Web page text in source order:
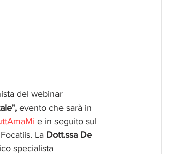
del webinar
evento che sarà in
e in seguito sul
La Dott.ssa De
specialista